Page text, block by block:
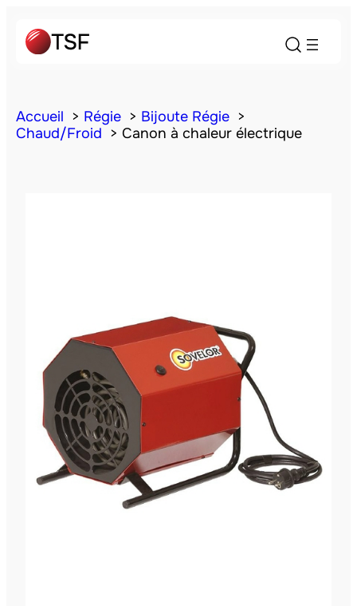
Accueil Régie
Bijoute Régie
Chaud/Froid
Canon à chaleur électrique